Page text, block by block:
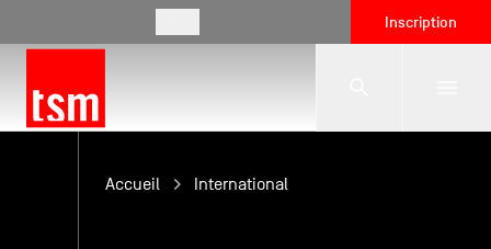
Inscription
L'écoleAccueil International